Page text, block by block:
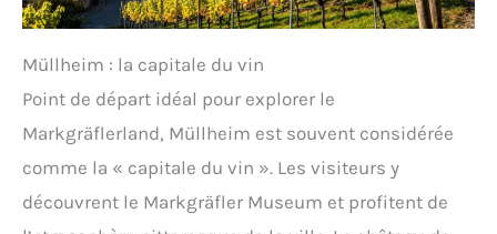
Müllheim : la capitale du vin
Point de départ idéal pour explorer le
Markgräflerland, Müllheim est souvent considérée
comme la « capitale du vin ». Les visiteurs y
découvrent le Markgräfler Museum et profitent de